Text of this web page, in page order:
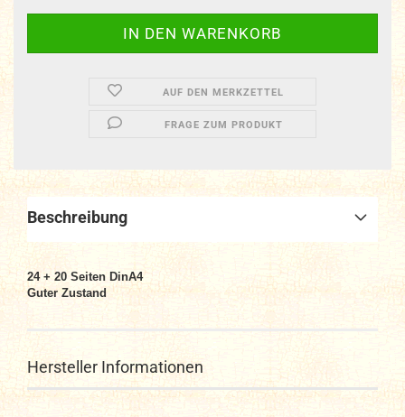
AUF DEN MERKZETTEL
FRAGE ZUM PRODUKT
Beschreibung
24 + 20 Seiten DinA4
Guter Zustand
Hersteller Informationen